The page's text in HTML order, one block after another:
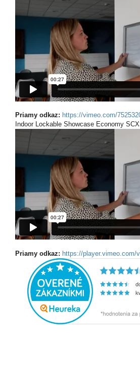
Priamy odkaz: https://vimeo.com/
Indoor Lockable Showcase Economy
Priamy odkaz: https://player.vimeo.com/